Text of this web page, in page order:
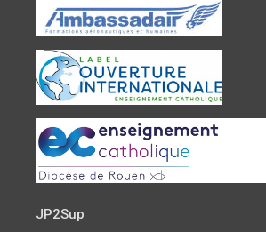
JP2Sup